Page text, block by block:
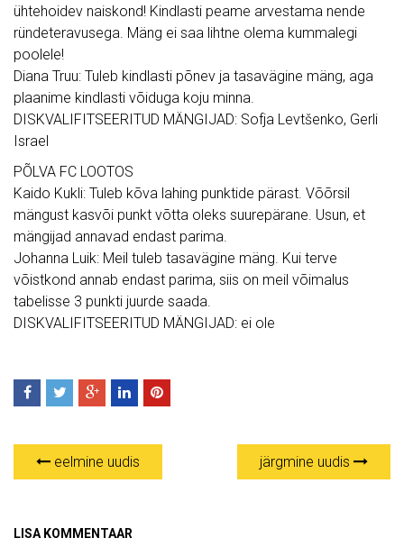
ühtehoidev naiskond! Kindlasti peame arvestama nende
ründeteravusega. Mäng ei saa lihtne olema kummalegi
poolele!
Diana Truu: Tuleb kindlasti põnev ja tasavägine mäng, aga
plaanime kindlasti võiduga koju minna.
DISKVALIFITSEERITUD MÄNGIJAD: Sofja Levtšenko, Gerli
Israel
PÕLVA FC LOOTOS
Kaido Kukli: Tuleb kõva lahing punktide pärast. Võõrsil
mängust kasvõi punkt võtta oleks suurepärane. Usun, et
mängijad annavad endast parima.
Johanna Luik: Meil tuleb tasavägine mäng. Kui terve
võistkond annab endast parima, siis on meil võimalus
tabelisse 3 punkti juurde saada.
DISKVALIFITSEERITUD MÄNGIJAD: ei ole
eelmine uudis järgmine uudis
LISA KOMMENTAAR